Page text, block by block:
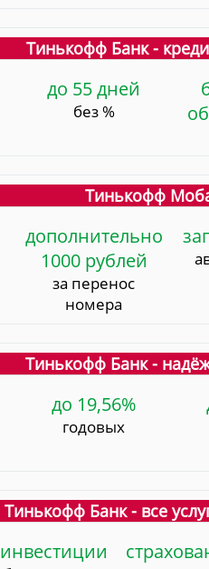
Тинькофф Банк -
до 55 дней
без %
Тинькофф
дополнительно
1000 рублей
за перенос
номера
Тинькофф Банк -
до 19,56%
годовых
Тинькофф Банк - все
инвестиции